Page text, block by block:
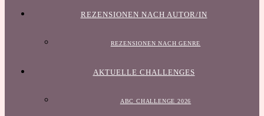
REZENSIONEN NACH AUTOR/IN
REZENSIONEN NACH GENRE
AKTUELLE CHALLENGES
ABC CHALLENGE 2026